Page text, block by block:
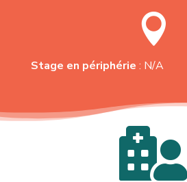

Stage en périphérie : N/A
